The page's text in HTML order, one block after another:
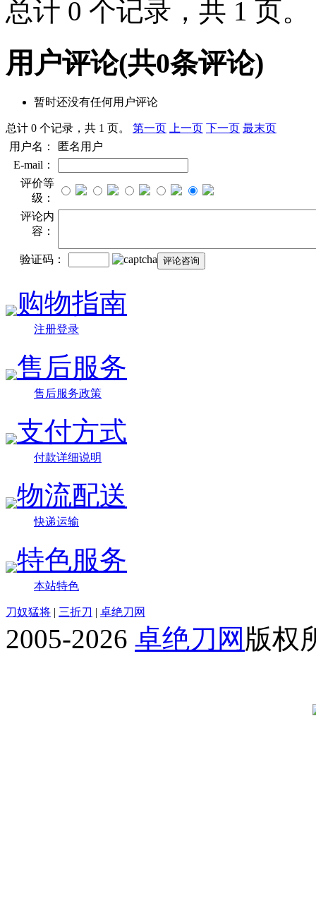
总计 0 个记录，共 1 页。
用户评论(共0条评论)
暂时还没有任何用户评论
总计 0 个记录，共 1 页。 第一页 上一页 下一页 最末页
用户名：
匿名用户
E-mail：
评价等
级：
评论内
容：
验证码：
购物指南
注册登录
售后服务
售后服务政策
支付方式
付款详细说明
物流配送
快递运输
特色服务
本站特色
刀奴猛将 | 三折刀 | 卓绝刀网
2005-2026 卓绝刀网 版权